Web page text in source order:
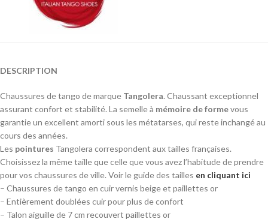
DESCRIPTION
Chaussures de tango de marque Tangolera. Chaussant exceptionnel
assurant confort et stabilité. La semelle à mémoire de formevous
garantie un excellent amorti sous les métatarses, qui reste inchangé au
cours des années.
Les pointures Tangolera correspondent aux tailles françaises.
Choisissez la même taille que celle que vous avez l’habitude de prendre
pour vos chaussures de ville. Voir le guide des tailles en cliquant ici
– Chaussures de tango en cuir vernis beige et paillettes or
– Entièrement doublées cuir pour plus de confort
– Talon aiguille de 7 cm recouvert paillettes or